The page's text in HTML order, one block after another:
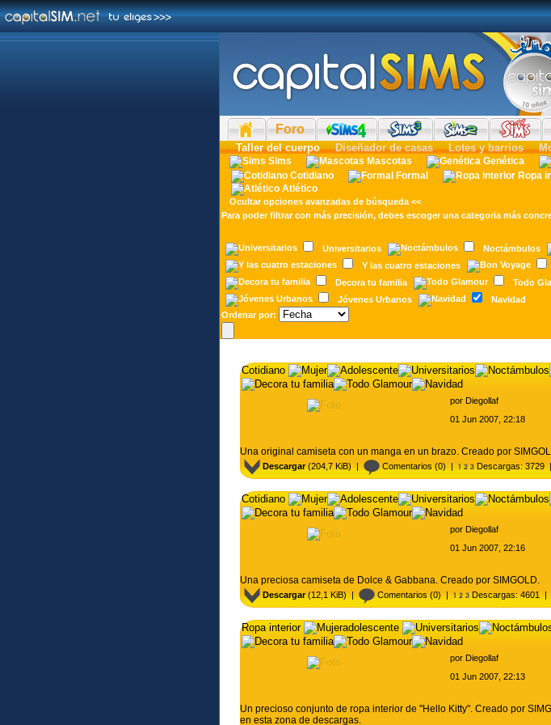
Foro
Taller del cuerpo Diseñador de casas Lotes y barrios
Sims Mascotas Genética
Cotidiano
Formal Ropa
Atlético
Ocultar opciones avanzadas de búsqueda <<
Para poder filtrarcon más precisión, debes escoger una categoria más
Universitarios Noctámbulos
Y las cuatro estaciones
Decora tu familia
Todo
Jóvenes Urbanos
Navidad
Ordenar por:
Cotidiano
Camiseta Manga por Diegollaf
01 Jun 2007, 22:18
Una original camiseta con un manga en un brazo. Creado por
Descargar(204,7 KiB) | Comentarios (0) | Descargas: 3729 |
Cotidiano
Camiseta D&G por Diegollaf
01 Jun 2007, 22:16
Una preciosa camiseta de Dolce & Gabbana. Creado por SIMGOLD.
Descargar(12,1 KiB) | Comentarios (0) | Descargas: 4601 |
Ropa interior adolescente
por Diegollaf
01 Jun 2007, 22:13
Un precioso conjunto de ropa interior de "Hello Kitty". Creado por
en esta zona de descargas.